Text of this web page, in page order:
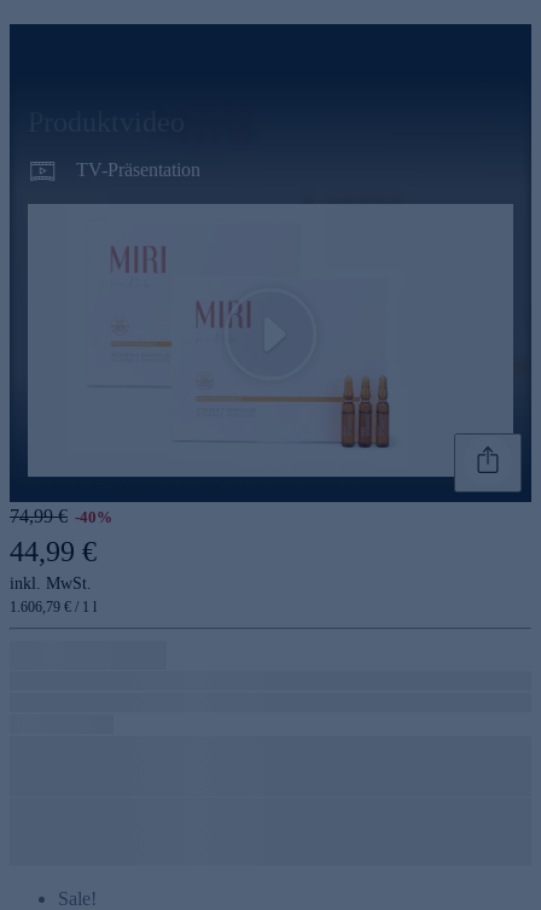
TV-Präsentation
74,99 € -40%
44,99 €
inkl. MwSt.
1.606,79 € / 1 l
Sale!